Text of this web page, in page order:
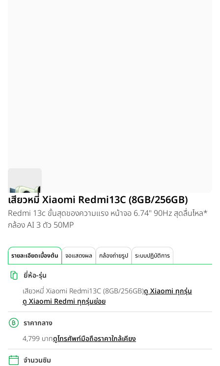
เสียวหมี่ Xiaomi Redmi13C (8GB/256GB)
Redmi 13c ขั้นสุดของความแรง หน้าจอ 6.74" 90Hz สุดลื่นไหล*
กล้อง AI 3 ตัว 50MP
รายละเอียดเบื้องต้น จอแสดงผล กล้องถ่ายรูป ระบบปฏิบัติการ
ยี่ห้อ-รุ่น
เสียวหมี่ Xiaomi Redmi13C (8GB/256GB)ดู Xiaomi ทุกรุ่น
ดู Xiaomi Redmi ทุกรุ่นย่อย
ราคากลาง
4,799 บาทดูโทรศัพท์มือถือราคาใกล้เคียง
จำนวนซิม